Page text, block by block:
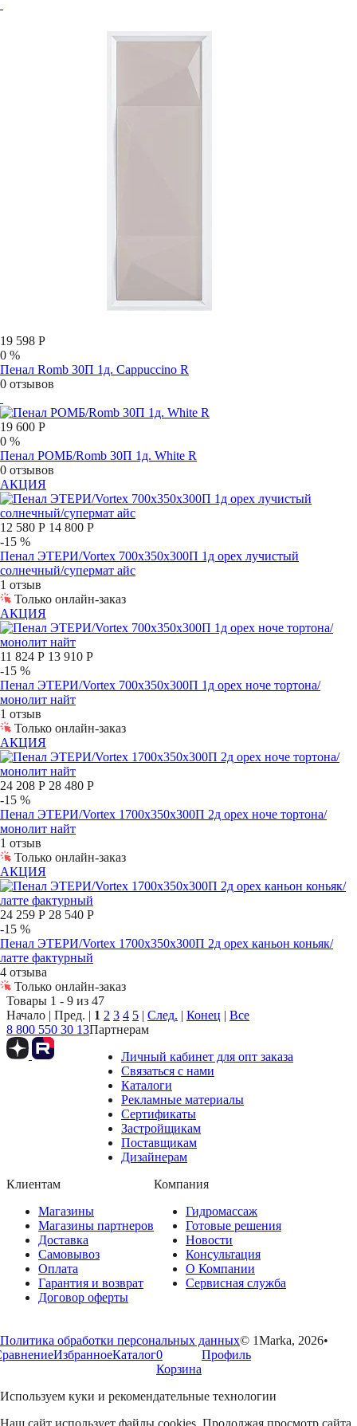
19 598 Р
0 %
Пенал Romb 30П 1д. Cappuccino R
0 отзывов
19 600 Р
0 %
Пенал РОМБ/Romb 30П 1д. White R
0 отзывов
АКЦИЯ
12 580 Р 14 800 Р
-15 %
Пенал ЭТЕРИ/Vortex 700х350х300П 1д орех лучистый
солнечный/супермат айс
1 отзыв
Только онлайн-заказ
АКЦИЯ
11 824 Р 13 910 Р
-15 %
Пенал ЭТЕРИ/Vortex 700х350х300П 1д орех ноче тортона/
монолит найт
1 отзыв
Только онлайн-заказ
АКЦИЯ
24 208 Р 28 480 Р
-15 %
Пенал ЭТЕРИ/Vortex 1700х350х300П 2д орех ноче тортона/
монолит найт
1 отзыв
Только онлайн-заказ
АКЦИЯ
24 259 Р 28 540 Р
-15 %
Пенал ЭТЕРИ/Vortex 1700х350х300П 2д орех каньон коньяк/
латте фактурный
4 отзыва
Только онлайн-заказ
Товары 1 - 9 из 47
Начало | Пред. | 1 2 3 4 5 | След. | Конец | Все
8 800 550 30 13Партнерам
Личный кабинет для опт заказа
Связаться с нами
Каталоги
Рекламные материалы
Сертификаты
Застройщикам
Поставщикам
Дизайнерам
Клиентам
Магазины
Магазины партнеров
Доставка
Самовывоз
Оплата
Гарантия и возврат
Договор оферты
Компания
Гидромассаж
Готовые решения
Новости
Консультация
О Компании
Сервисная служба
Политика обработки персональных данных© 1Marka, 2026•
ИзбранноеКаталог0
Корзина
Профиль
Используем куки и рекомендательные технологии
Наш сайт использует файлы cookies. Продолжая просмотр сайта,